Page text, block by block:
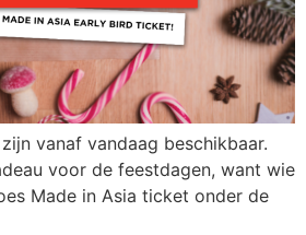
vanaf vandaag beschikbaar.
voor de feestdagen, want wie
Made in Asia ticket onder de